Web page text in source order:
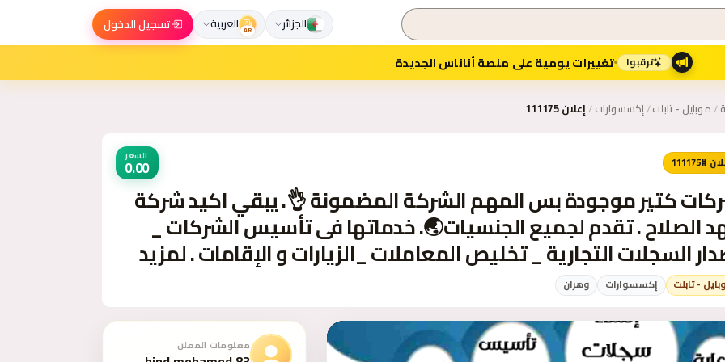
الجزائر AR العربية تسجيل الدخول
ترقبوا تغييرات يومية على منصة أناناس الجديدة
/موبايل - تابلت/إكسسوارات/إعلان 111175
#111175 السعر
0.00
كتير موجودة بس المهم الشركة المضمونة 👌. يبقي اكيد شركة
عهد الصلاح . تقدم لجميع الجنسيات🌏. خدماتها فى تأسيس الشركات _
إصدار السجلات التجارية _ تخليص المعاملات _الزيارات و الإقامات . لمزيد
- تابلت إكسسوارات وهران
معلومات المعلن